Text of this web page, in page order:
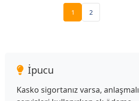
1 2
İpucu
Kasko sigortanız varsa, anlaşmalı